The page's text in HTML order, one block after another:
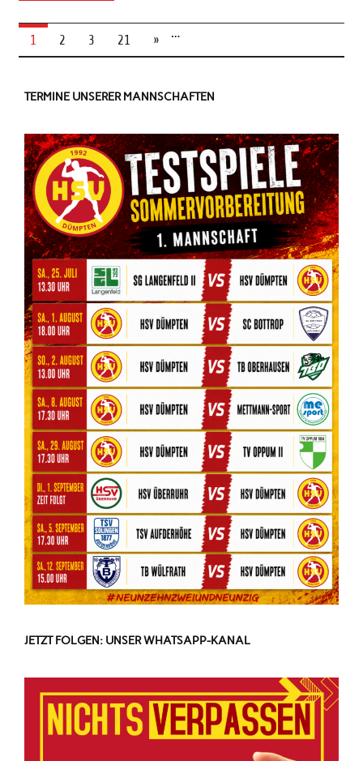
1 2 3 …
21 »
TERMINE UNSERER MANNSCHAFTEN
JETZT FOLGEN: UNSER WHATSAPP-KANAL